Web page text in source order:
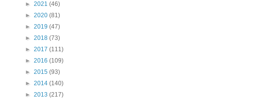
► 2021 (46)
► 2020 (81)
► 2019 (47)
► 2018 (73)
► 2017 (111)
► 2016 (109)
► 2015 (93)
► 2014 (140)
► 2013 (217)